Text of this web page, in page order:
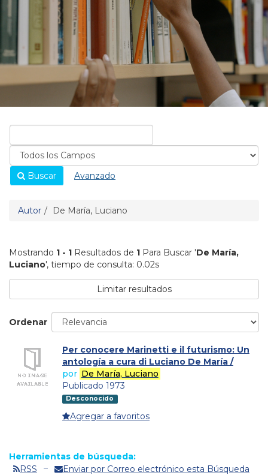
Buscar Avanzado
Autor De María, Luciano
Mostrando 1 - 1 Resultados de 1 Para Buscar 'De María,
Luciano', tiempo de consulta: 0.02s
Limitar resultados
Ordenar
Per conocere Marinetti e il futurismo: Un
antología a cura di Luciano De María /
por De María, Luciano
Publicado 1973
Desconocido
Agregar a favoritos
Herramientas de búsqueda:
RSS
Enviar por Correo electrónico esta Búsqueda